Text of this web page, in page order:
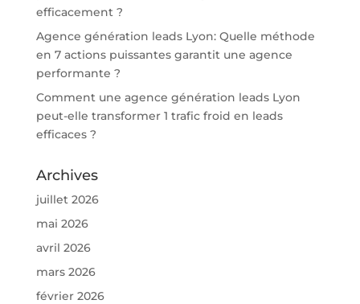
efficacement ?
Agence génération leads Lyon: Quelle méthode
en 7 actions puissantes garantit une agence
performante ?
Comment une agence génération leads Lyon
peut-elle transformer 1 trafic froid en leads
efficaces ?
Archives
juillet 2026
mai 2026
avril 2026
mars 2026
février 2026